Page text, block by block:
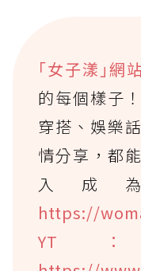
｢女子漾｣網站
的每個樣子
穿搭、娛樂
情分享，都
入成
https://
YT